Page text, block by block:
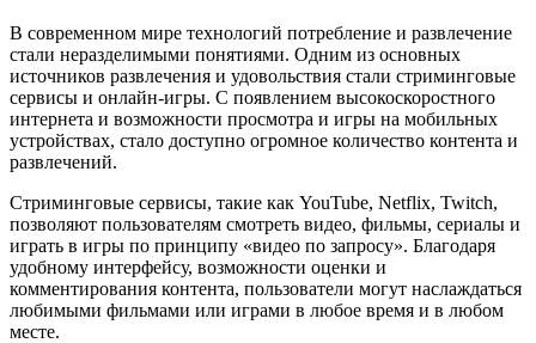
В современном мире технологий потребление и развлечение
стали неразделимыми понятиями. Одним из основных
источников развлечения и удовольствия стали стриминговые
сервисы и онлайн-игры. С появлением высокоскоростного
интернета и возможности просмотра и игры на мобильных
устройствах, стало доступно огромное количество контента и
развлечений.
Стриминговые сервисы, такие как YouTube, Netflix, Twitch,
позволяют пользователям смотреть видео, фильмы, сериалы и
играть в игры по принципу «видео по запросу». Благодаря
удобному интерфейсу, возможности оценки и
комментирования контента, пользователи могут наслаждаться
любимыми фильмами или играми в любое время и в любом
месте.